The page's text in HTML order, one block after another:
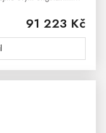
91 223 Kč
ACC 01...